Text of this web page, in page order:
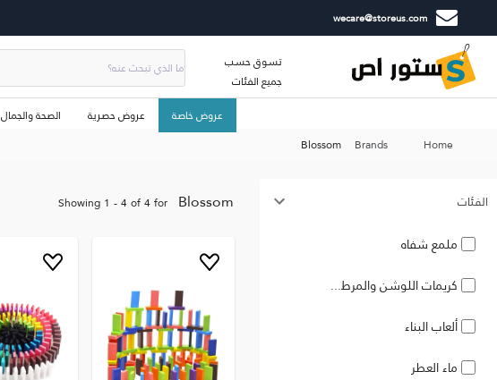
wecare@storeus.com
تسوق حسب
جميع الفئات
عروض خاصة عروض حصرية الصحة والجمال
Home
Brands
Blossom
الفئات
ملمع شفاه
كريمات اللوشن والمرط...
ألعاب البناء
ماء العطر
Showing 1 -4of4for Blossom